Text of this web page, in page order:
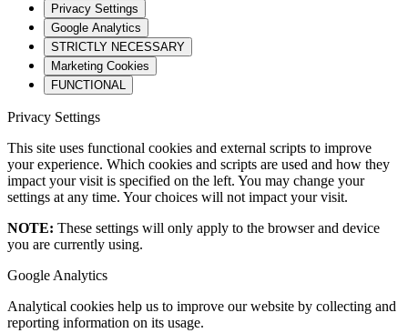
Privacy Settings
Google Analytics
STRICTLY NECESSARY
Marketing Cookies
FUNCTIONAL
Privacy Settings
This site uses functional cookies and external scripts to improve
your experience. Which cookies and scripts are used and how they
impact your visit is specified on the left. You may change your
settings at any time. Your choices will not impact your visit.
NOTE: These settings will only apply to the browser and device
you are currently using.
Google Analytics
Analytical cookies help us to improve our website by collecting and
reporting information on its usage.